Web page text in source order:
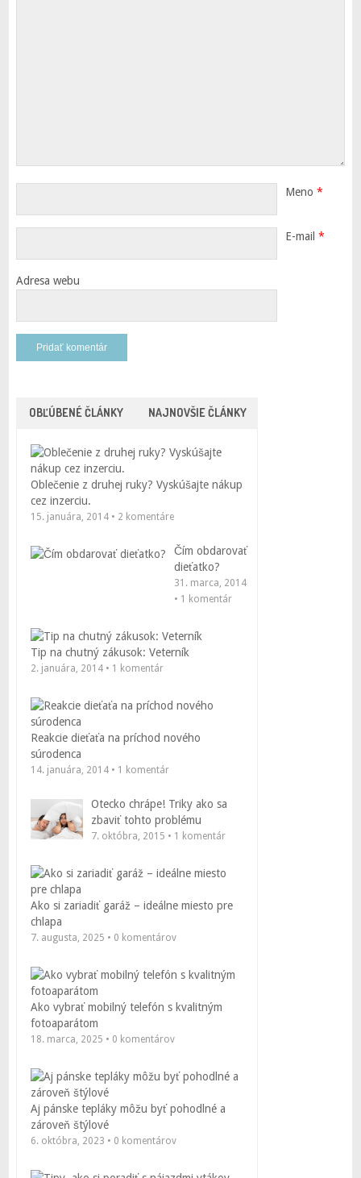
Meno *
E-mail *
Adresa webu
OBĽÚBENÉ ČLÁNKY NAJNOVŠIE ČLÁNKY
Oblečenie z druhej ruky? Vyskúšajte nákup
cez inzerciu.
15. januára, 2014 • 2 komentáre
Čím obdarovať
dieťatko?
31. marca, 2014
• 1 komentár
Tip na chutný zákusok: Veterník
2. januára, 2014 • 1 komentár
Reakcie dieťaťa na príchod nového
súrodenca
14. januára, 2014 • 1 komentár
Otecko chrápe! Triky ako sa
zbaviť tohto problému
7. októbra, 2015 • 1 komentár
Ako si zariadiť garáž – ideálne miesto pre
chlapa
7. augusta, 2025 • 0 komentárov
Ako vybrať mobilný telefón s kvalitným
fotoaparátom
18. marca, 2025 • 0 komentárov
Aj pánske tepláky môžu byť pohodlné a
zároveň štýlové
6. októbra, 2023 • 0 komentárov